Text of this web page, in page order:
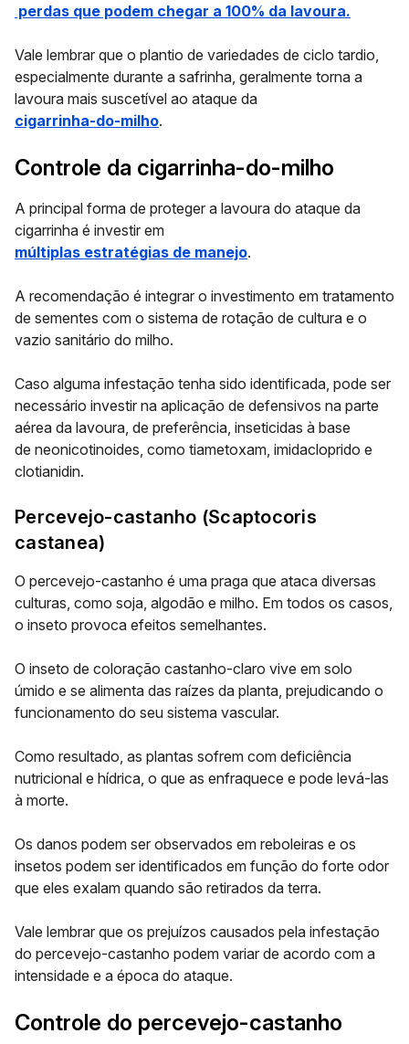
perdas que podem chegar a 100% da lavoura.
Vale lembrar que o plantio de variedades de ciclo tardio,
especialmente durante a safrinha, geralmente torna a
lavoura mais suscetível ao ataque da
cigarrinha-do-milho.
Controle da cigarrinha-do-milho
A principal forma de proteger a lavoura do ataque da
cigarrinha é investir em
múltiplas estratégias de manejo.
A recomendação é integrar o investimento em tratamento
de sementes com o sistema de rotação de cultura e o
vazio sanitário do milho.
Caso alguma infestação tenha sido identificada, pode ser
necessário investir na aplicação de defensivos na parte
aérea da lavoura, de preferência, inseticidas à base
de neonicotinoides, como tiametoxam, imidacloprido e
clotianidin.
Percevejo-castanho (Scaptocoris
castanea)
O percevejo-castanho é uma praga que ataca diversas
culturas, como soja, algodão e milho. Em todos os casos,
o inseto provoca efeitos semelhantes.
O inseto de coloração castanho-claro vive em solo
úmido e se alimenta das raízes da planta, prejudicando o
funcionamento do seu sistema vascular.
Como resultado, as plantas sofrem com deficiência
nutricional e hídrica, o que as enfraquece e pode levá-las
à morte.
Os danos podem ser observados em reboleiras e os
insetos podem ser identificados em função do forte odor
que eles exalam quando são retirados da terra.
Vale lembrar que os prejuízos causados pela infestação
do percevejo-castanho podem variar de acordo com a
intensidade e a época do ataque.
Controle do percevejo-castanho